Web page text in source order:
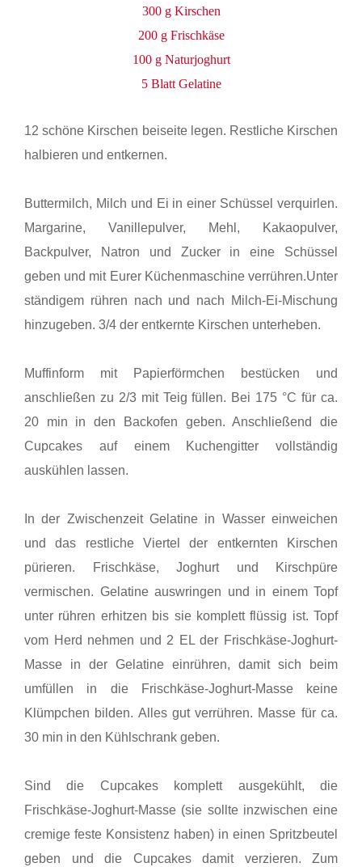
300 g Kirschen
200 g Frischkäse
100 g Naturjoghurt
5 Blatt Gelatine
12 schöne Kirschen beiseite legen. Restliche Kirschen
halbieren und entkernen.
Buttermilch, Milch und Ei in einer Schüssel verquirlen.
Margarine, Vanillepulver, Mehl, Kakaopulver,
Backpulver, Natron und Zucker in eine Schüssel
geben und mit Eurer Küchenmaschine verrühren.Unter
ständigem rühren nach und nach Milch-Ei-Mischung
hinzugeben. 3/4 der entkernte Kirschen unterheben.
Muffinform mit Papierförmchen bestücken und
anschließen zu 2/3 mit Teig füllen. Bei 175 °C für ca.
20 min in den Backofen geben. Anschließend die
Cupcakes auf einem Kuchengitter vollständig
auskühlen lassen.
In der Zwischenzeit Gelatine in Wasser einweichen
und das restliche Viertel der entkernten Kirschen
pürieren. Frischkäse, Joghurt und Kirschpüre
vermischen. Gelatine auswringen und in einem Topf
unter rühren erhitzen bis sie komplett flüssig ist. Topf
vom Herd nehmen und 2 EL der Frischkäse-Joghurt-
Masse in der Gelatine einrühren, damit sich beim
umfüllen in die Frischkäse-Joghurt-Masse keine
Klümpchen bilden. Alles gut verrühren. Masse für ca.
30 min in den Kühlschrank geben.
Sind die Cupcakes komplett ausgekühlt, die
Frischkäse-Joghurt-Masse (sie sollte inzwischen eine
cremige feste Konsistenz haben) in einen Spritzbeutel
geben und die Cupcakes damit verzieren. Zum